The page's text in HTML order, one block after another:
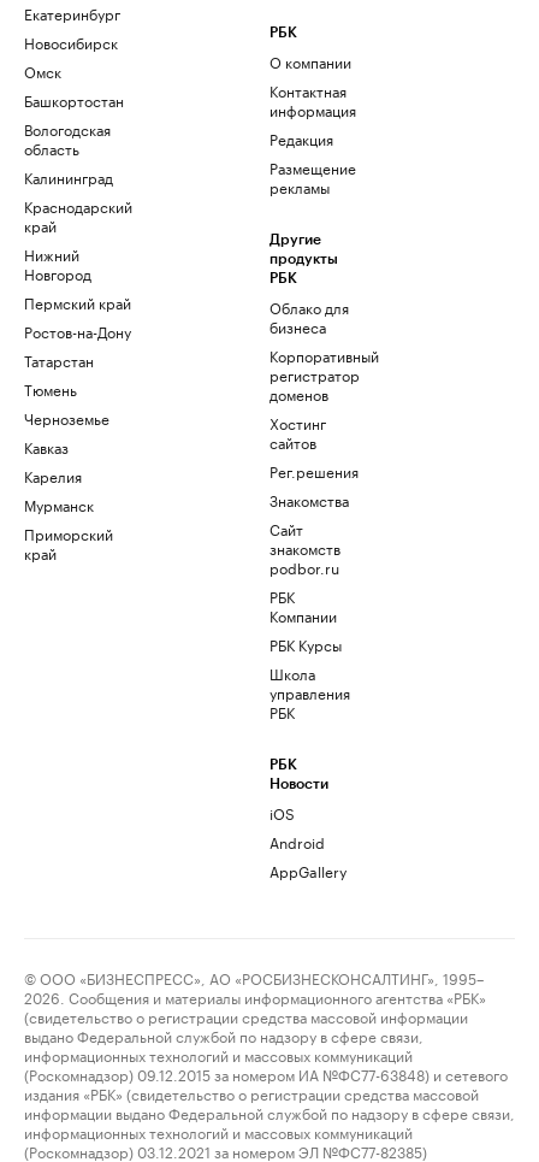
Екатеринбург
Новосибирск
Омск
Башкортостан
Вологодская
область
Калининград
Краснодарский
край
Нижний
Новгород
Пермский край
Ростов-на-Дону
Татарстан
Тюмень
Черноземье
Кавказ
Карелия
Мурманск
Приморский
край
РБК
О компании
Контактная
информация
Редакция
Размещение
рекламы
Другие
продукты
РБК
Облако для
бизнеса
Корпоративный
регистратор
доменов
Хостинг
сайтов
Рег.решения
Знакомства
Сайт
знакомств
podbor.ru
РБК
Компании
РБК Курсы
Школа
управления
РБК
РБК
Новости
iOS
Android
AppGallery
© ООО «БИЗНЕСПРЕСС», АО «РОСБИЗНЕСКОНСАЛТИНГ», 1995–
2026. Сообщения и материалы информационного агентства «РБК»
(свидетельство о регистрации средства массовой информации
выдано Федеральной службой по надзору в сфере связи,
информационных технологий и массовых коммуникаций
(Роскомнадзор) 09.12.2015 за номером ИА №ФС77-63848) и сетевого
издания «РБК» (свидетельство о регистрации средства массовой
информации выдано Федеральной службой по надзору в сфере связи,
информационных технологий и массовых коммуникаций
(Роскомнадзор) 03.12.2021 за номером ЭЛ №ФС77-82385)